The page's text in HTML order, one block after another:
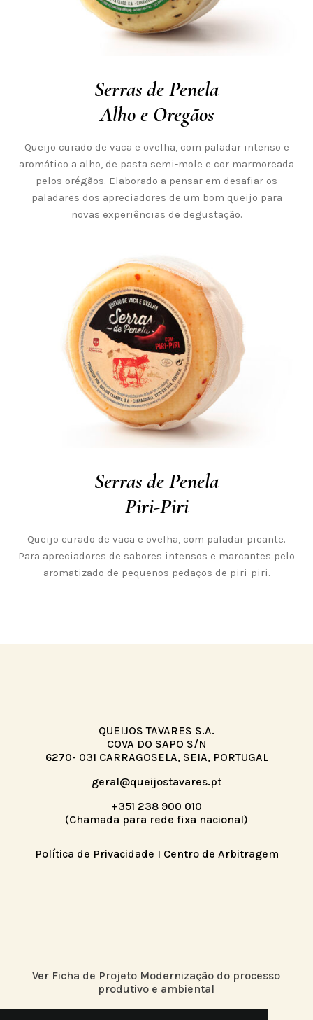
Serras de Penela
Alho e Oregãos
Queijo curado de vaca e ovelha, com paladar intenso e
aromático a alho, de pasta semi-mole e cor marmoreada
pelos orégãos. Elaborado a pensar em desafiar os
paladares dos apreciadores de um bom queijo para
novas experiências de degustação.
Serras de Penela
Piri-Piri
Queijo curado de vaca e ovelha, com paladar picante.
Para apreciadores de sabores intensos e marcantes pelo
aromatizado de pequenos pedaços de piri-piri.
QUEIJOS TAVARES S.A.
COVA DO SAPO S/N
6270- 031 CARRAGOSELA, SEIA, PORTUGAL
geral@queijostavares.pt
+351 238 900 010
(Chamada para rede fixa nacional)
Política de Privacidade I Centro de Arbitragem
Ver Ficha de Projeto Modernização do processo
produtivo e ambiental